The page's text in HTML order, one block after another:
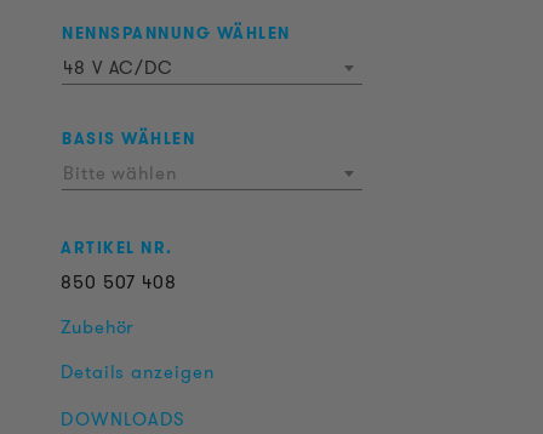
NENNSPANNUNG WÄHLEN
48 V AC/DC
BASIS WÄHLEN
Bitte wählen
ARTIKEL NR.
850 507 408
Zubehör
Details anzeigen
DOWNLOADS